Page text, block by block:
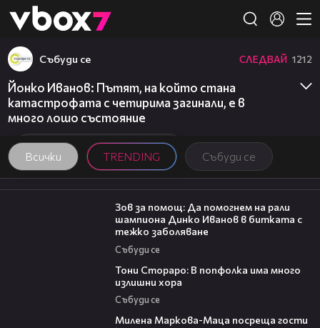
👾
Всички TRENDING Събуди се
Събуди се СЛЕДВАЙ 1212
Йонко Иванов: Пътят, на който стана
катастрофата с четирима загинали, е в
много лошо състояние
03:29
Зов за помощ: Да помогнем на рали
шампиона Динко Иванов в битката с
тежко заболяване
Събуди се
Тони Стораро: В попфолка има много
излишни хора
Събуди се
Милена Маркова-Маца посреща гости